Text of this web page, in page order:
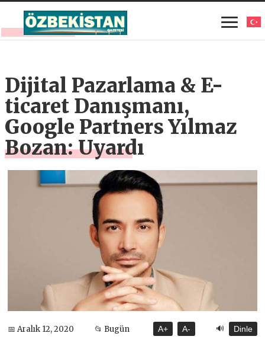
Dijital Pazarlama & E-
ticaret Danışmanı,
Google Partners Yılmaz
Bozan: Uyardı
📅 Aralık 12, 2020 📂 Bugün A+ A- 🔊 Dinle